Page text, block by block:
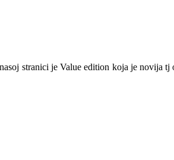
stranici je Value edition koja je novija